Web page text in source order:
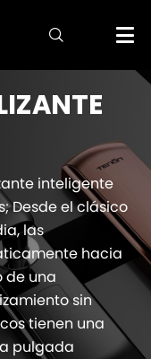

inteligente
Desde el clásico
las
hacia
de una
sin
tienen una
pulgada